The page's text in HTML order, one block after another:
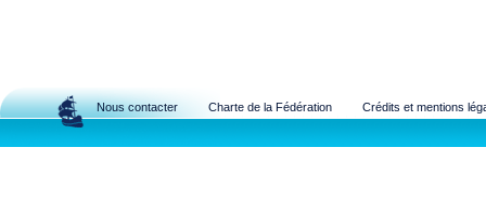
Nous contacter Charte de la Fédération Crédits et mentions